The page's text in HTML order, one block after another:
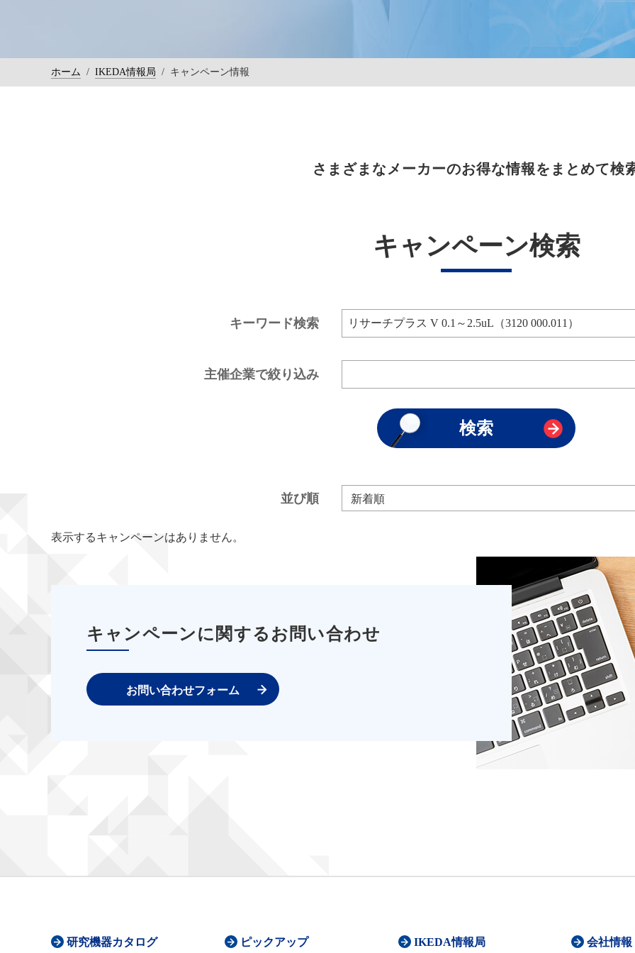
ホーム / IKEDA情報局 / キャンペーン情報
さまざまなメーカーのお得な情報をまとめて検
キャンペーン検索
キーワード検索
主催企業で絞り込み
並び順
表示するキャンペーンはありません。
キャンペーンに関するお問い合わせ
お問い合わせフォーム
研究機器カタログ ピックアップ IKEDA情報局 会社情報